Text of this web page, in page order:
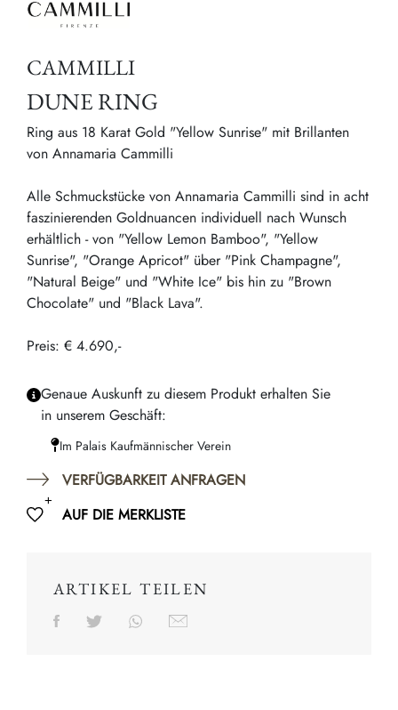
CAMMILLI
DUNE RING
Ring aus 18 Karat Gold "Yellow Sunrise" mit Brillanten
von Annamaria Cammilli
Alle Schmuckstücke von Annamaria Cammilli sind in acht
faszinierenden Goldnuancen individuell nach Wunsch
erhältlich - von "Yellow Lemon Bamboo", "Yellow
Sunrise", "Orange Apricot" über "Pink Champagne",
"Natural Beige" und "White Ice" bis hin zu "Brown
Chocolate" und "Black Lava".
Preis: € 4.690,-
Genaue Auskunft zu diesem Produkt erhalten Sie
in unserem Geschäft:
Im Palais Kaufmännischer Verein
VERFÜGBARKEIT ANFRAGEN
AUF DIE MERKLISTE
ARTIKEL TEILEN